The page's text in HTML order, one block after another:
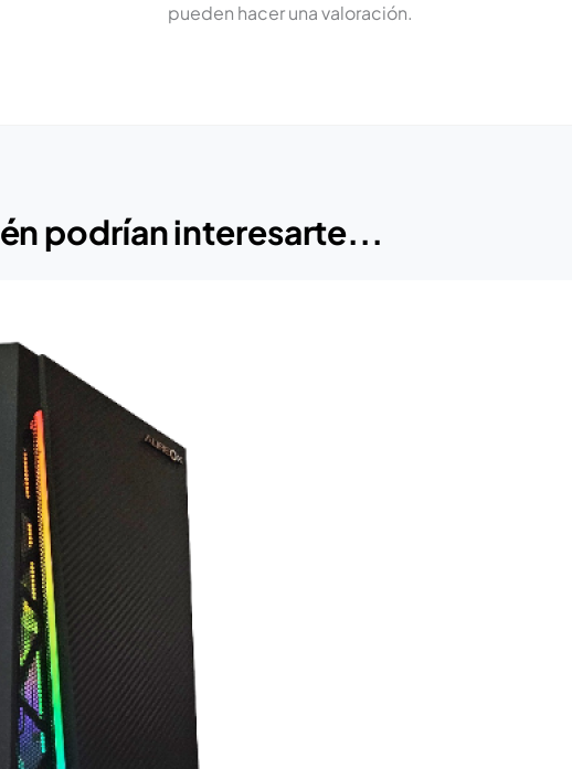
pueden hacer una valoración.
podrían interesarte...